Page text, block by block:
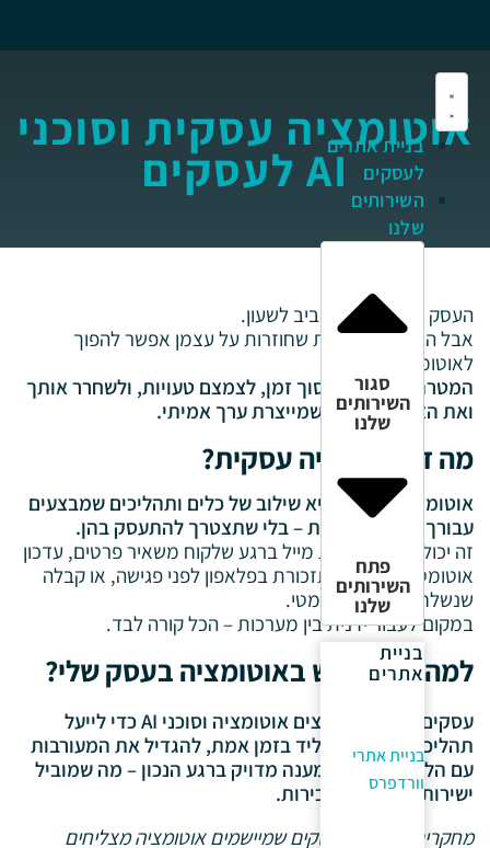
בניית אתרים
לעסקים
השירותים
שלנו
סגור
השירותים
שלנו
פתח
השירותים
שלנו
בניית
אתרים
בניית אתרי
וורדפרס
אוטומציה עסקית וסוכני
AI לעסקים
העסק שלך עובד מסביב לשעון.
אבל הרבה מהפעולות שחוזרות על עצמן אפשר להפוך
לאוטומטיות.
המטרה פשוטה: לחסוך זמן, לצמצם טעויות, ולשחרר אותך
ואת הצוות לעבודה שמייצרת ערך אמיתי.
מה זו אוטומציה עסקית?
אוטומציה עסקית היא שילוב של כלים ותהליכים שמבצעים
עבורך פעולות חוזרות – בלי שתצטרך להתעסק בהן.
זה יכול להיות שליחת מייל ברגע שלקוח משאיר פרטים, עדכון
אוטומטי של CRM, תזכורת בפלאפון לפני פגישה, או קבלה
שנשלחת באופן אוטומטי.
במקום לעבור ידנית בין מערכות – הכל קורה לבד.
למה להשתמש באוטומציה בעסק שלי?
עסקים חכמים מאמצים אוטומציה וסוכני AI כדי לייעל
תהליכים, ללכוד כל ליד בזמן אמת, להגדיל את המעורבות
עם הלקוחות ולתת מענה מדויק ברגע הנכון – מה שמוביל
ישירות לצמיחה במכירות.
מחקרים מראים שעסקים שמיישמים אוטומציה מצליחים